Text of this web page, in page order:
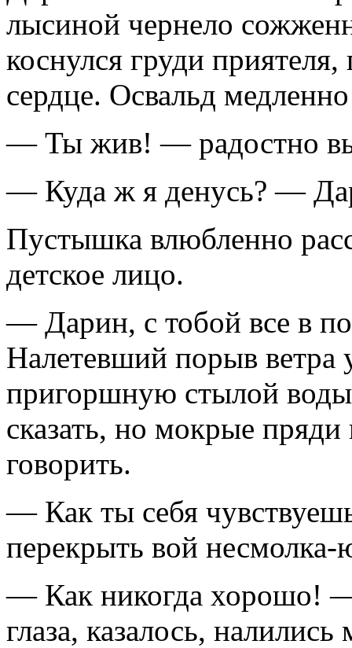
лысиной чернело
коснулся груди
сердце. Освальд
— Ты жив! — радостно
— Куда ж я денусь? —
Пустышка влюбленно
детское лицо.
— Дарин, с тобой все в
Налетевший порыв ветра
пригоршную стылой
сказать, но мокрые
говорить.
— Как ты себя
перекрыть вой несмолка-
— Как никогда хорошо!
глаза, казалось,